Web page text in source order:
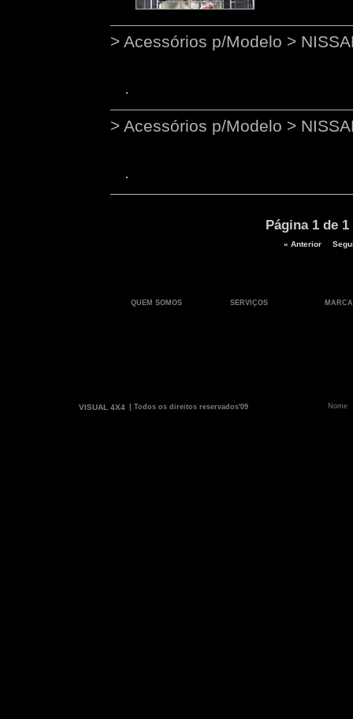
> Acessórios p/Modelo >
> Acessórios p/Modelo >
Página 1 de
« Anterior
QUEM SOMOS SERVIÇOS
VISUAL 4X4 | Todos os direitos reservados'09